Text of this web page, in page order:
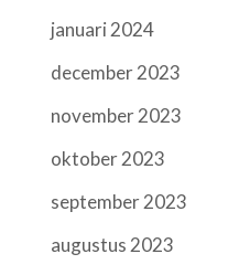
januari 2024
december 2023
november 2023
oktober 2023
september 2023
augustus 2023